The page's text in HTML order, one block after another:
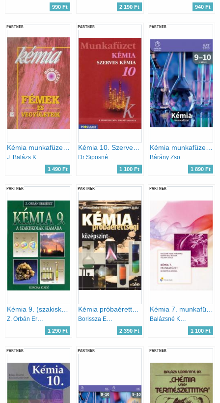
990 Ft 2 190 Ft 940 Ft
PARTNER
1 490 Ft
PARTNER
1 100 Ft
PARTNER
Kémia munkafüzet 9-10. II. kötet
Bárány Zsolt - Hotziné Pócsi Anikó - Marchis Valér
1 890 Ft
PARTNER
Z. Orbán Erzsébet
1 290 Ft
PARTNER
Borissza Endre; Endrész Gyöngyi; Villányi Attila
2 390 Ft
PARTNER
Balázsné Kerek M.; Elekné Becz B.; Villányi A.
1 100 Ft
PARTNER PARTNER PARTNER